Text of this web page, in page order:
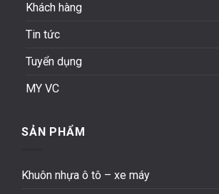
Khách hàng
Tin tức
Tuyển dụng
MY VC
SẢN PHẨM
Khuôn nhựa ô tô – xe máy